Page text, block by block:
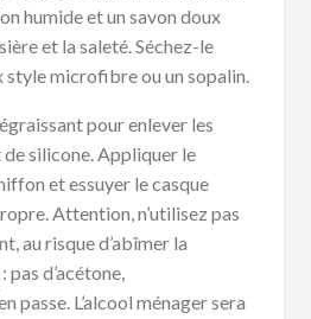
humide et un savon doux
et la saleté. Séchez-le
style microfibre ou un sopalin.
pour enlever les
silicone. Appliquer le
et essuyer le casque
Attention, n’utilisez pas
au risque d’abîmer la
pas d’acétone,
passe. L’alcool ménager sera